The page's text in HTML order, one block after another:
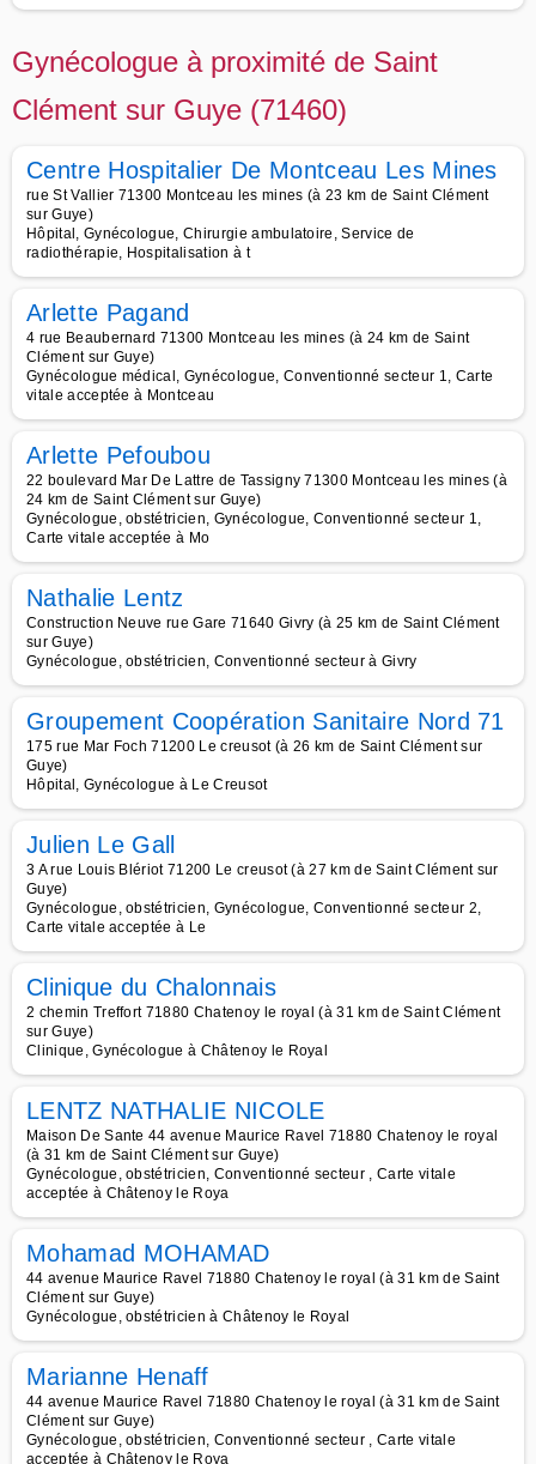
Gynécologue à proximité de Saint
Clément sur Guye (71460)
Centre Hospitalier De Montceau Les Mines
rue St Vallier 71300 Montceau les mines (à 23 km de Saint Clément
sur Guye)
Hôpital, Gynécologue, Chirurgie ambulatoire, Service de
radiothérapie, Hospitalisation à t
Arlette Pagand
4 rue Beaubernard 71300 Montceau les mines (à 24 km de Saint
Clément sur Guye)
Gynécologue médical, Gynécologue, Conventionné secteur 1, Carte
vitale acceptée à Montceau
Arlette Pefoubou
22 boulevard Mar De Lattre de Tassigny 71300 Montceau les mines (à
24 km de Saint Clément sur Guye)
Gynécologue, obstétricien, Gynécologue, Conventionné secteur 1,
Carte vitale acceptée à Mo
Nathalie Lentz
Construction Neuve rue Gare 71640 Givry (à 25 km de Saint Clément
sur Guye)
Gynécologue, obstétricien, Conventionné secteur à Givry
Groupement Coopération Sanitaire Nord 71
175 rue Mar Foch 71200 Le creusot (à 26 km de Saint Clément sur
Guye)
Hôpital, Gynécologue à Le Creusot
Julien Le Gall
3 A rue Louis Blériot 71200 Le creusot (à 27 km de Saint Clément sur
Guye)
Gynécologue, obstétricien, Gynécologue, Conventionné secteur 2,
Carte vitale acceptée à Le
Clinique du Chalonnais
2 chemin Treffort 71880 Chatenoy le royal (à 31 km de Saint Clément
sur Guye)
Clinique, Gynécologue à Châtenoy le Royal
LENTZ NATHALIE NICOLE
Maison De Sante 44 avenue Maurice Ravel 71880 Chatenoy le royal
(à 31 km de Saint Clément sur Guye)
Gynécologue, obstétricien, Conventionné secteur , Carte vitale
acceptée à Châtenoy le Roya
Mohamad MOHAMAD
44 avenue Maurice Ravel 71880 Chatenoy le royal (à 31 km de Saint
Clément sur Guye)
Gynécologue, obstétricien à Châtenoy le Royal
Marianne Henaff
44 avenue Maurice Ravel 71880 Chatenoy le royal (à 31 km de Saint
Clément sur Guye)
Gynécologue, obstétricien, Conventionné secteur , Carte vitale
acceptée à Châtenoy le Roya